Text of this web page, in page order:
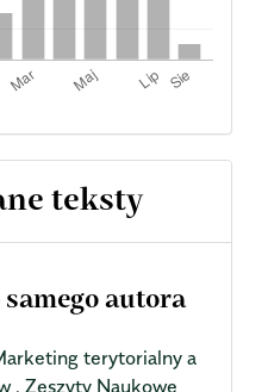
teksty
autora
terytorialny a
, Zeszyty Naukowe